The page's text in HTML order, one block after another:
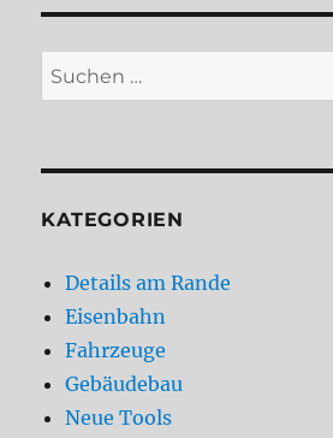
Suchen
nach:
KATEGORIEN
Details am Rande
Eisenbahn
Fahrzeuge
Gebäudebau
Neue Tools